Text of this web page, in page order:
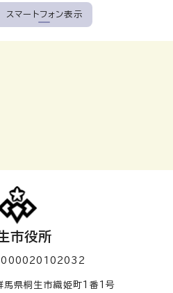
スマートフォン表示
市役所
9000020102032
桐生市織姫町1番1号